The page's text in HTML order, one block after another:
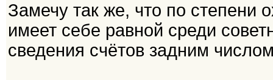
Замечу так же, что по степени
имеет себе равной среди
сведения счётов задним